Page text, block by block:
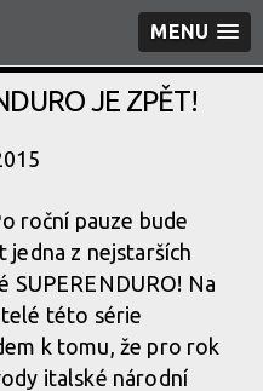
MENU
JE ZPĚT!
roční pauze bude
z nejstarších
SUPERENDURO! Na
této série
k tomu, že pro rok
italské národní